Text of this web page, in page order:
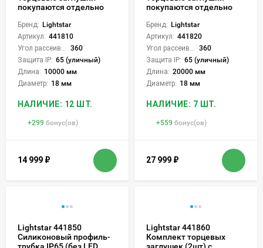
покупаются отдельно
Бренд: Lightstar
Артикул: 441810
360
Защита IP: 65 (уличный)
Длина: 10000 мм
Диаметр: 18 мм
НАЛИЧИЕ: 12 ШТ.
+299 бонус(ов)
14 999 ₽
покупаются отдельно
Бренд: Lightstar
Артикул: 441820
360
Защита IP: 65 (уличный)
Длина: 20000 мм
Диаметр: 18 мм
НАЛИЧИЕ: 7 ШТ.
+559 бонус(ов)
27 999 ₽
Lightstar 441850
Силиконовый профиль-
трубка IP65 (без LED
Lightstar 441860
Комплект торцевых
заглушек (2шт) с